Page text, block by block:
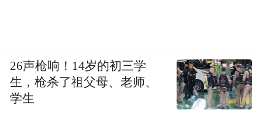
26声枪响！14岁的初三学
生，枪杀了祖父母、老师、
学生